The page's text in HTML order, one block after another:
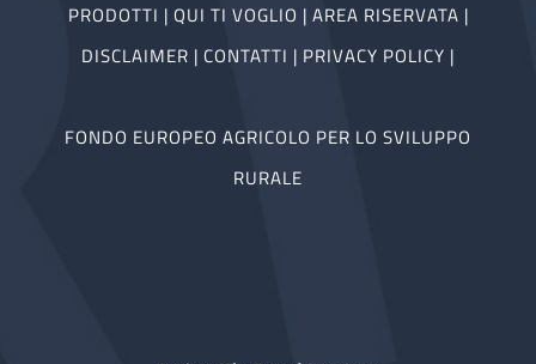
PRODOTTI | QUI TI VOGLIO | AREA RISERVATA |
DISCLAIMER | CONTATTI | PRIVACY POLICY |
FONDO EUROPEO AGRICOLO PER LO SVILUPPO
RURALE